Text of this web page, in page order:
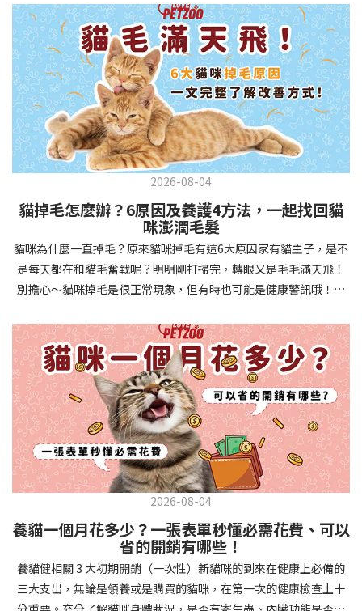
相處中獲得回報狗狗訓練指南，六步驟培養幼犬開始幼犬訓練時，
系統性的方法能帶來最佳效果。從信任建立到習慣養成，每個階段
都至關重要，缺一不可。良好的訓練應循序漸進，把握幼犬成長敏
感期，以積極正向的方式引導。遵循這六個步驟，即使是第一次養
狗的新手，也能輕鬆將調皮的小狗訓練成聽話的好夥伴！建立信任
基礎 幼犬訓練的第一步不是教指令，而是建立信任。剛到新家的幼
犬可能感到緊張不安，給予適當空間適應環境很重要。用溫柔的聲
音交談，提供安全舒適的窩，維持規律的餵食和如廁時間，讓幼犬
感到安心。輕輕撫摸、溫柔擁抱，每天安排固定玩耍時間，這些都
任你後，可開始教導基本指令。從簡單的「坐下」開始，再逐步學
習「趴下」、「等待」和「過來」。每次訓練保持在5-10分鐘內，
避免幼犬注意力分散。使用清晰一致的口令和手勢，成功時立即給
予獎勵和讚美。記住，重複是學習的關鍵，每天多次短時間練習效
果最佳。調整日常行為除了基本指令，幼犬還需學習生活禮儀。如
時立即獎勵。另外要處理的常見問題包括咬人、啃咬家具和亂叫。
每當出現不當行為，給予適當替代品（如咬玩具代替咬手），並在
幼犬選擇正確行為時獎勵，這比責罵更有效。社交化訓練 兩個月大
的幼犬正處於社會化黃金期，這階段的經驗將深刻影響未來性格。
安排幼犬接觸不同人類（包括兒童、戴眼鏡的人、使用拐杖的人
等）、各種動物、交通工具和環境聲音。起初保持在安全、受控的
情境中，逐漸增加複雜度。每次正面社交體驗後給予獎勵，建立幼
犬對新事物的積極態度。進階技巧強化 基礎訓練穩固後，可以進入
更複雜的技巧訓練。這包括遠距離控制、不同干擾下的指令遵從、
多步驟動作等。使用延遲獎勵技巧，讓幼犬學會即使沒有立即獎勵
也能保持良好行為。引入不同環境中的訓練，如公園、寵物店等，
幫助幼犬在各種情境下都能聽從指令。維持良好習慣 成功的訓練不
是一次性的，而是需要持續維護。即使幼犬已經掌握所有技能，也
要定期複習，防止行為退化。將訓練融入日常生活，如出門前的
若超過 24 小時沒改善，建議就醫。血便（帶血絲或黑色糞便） 👉
可能是嚴重腸胃問題，應立即帶去獸醫院！想知道貓咪拉肚子的真
正原因，只要透過 5 個簡單步驟，就能判斷問題嚴重性，決定是否
需要就醫！接下來我們一起來看看該怎麼做吧！🐾 貓咪拉肚子怎麼
辦？5步驟判斷貓咪拉肚子是否需要馬上看醫生貓咪拉肚子的因素與
許多原因有關，更換食物、誤食異物或不乾淨的東西、寄生蟲、其
他疾病。 5 步驟判斷貓咪拉肚子原因，要不要看醫生？當貓咪拉肚
子時，不用慌張！透過以下 5 個步驟，就能快速判斷原因，並決定
是否需要帶去獸醫院。📌 貓咪拉肚子判斷步驟1：觀察糞便的狀態：
糞便質地是關鍵！不同形態代表不同的腸胃狀況📌 貓咪拉肚子判斷
步驟2：回想最近的飲食變化：有沒有突然換飼料或罐頭？ 有沒有吃
到新零食或人類食物？ 是否誤食異物？📌 貓咪拉肚子判斷步驟3：
確認環境與生活作息：最近是否搬家、換貓砂、新成員加入？ 天氣
是否有變化？ 飼主是否長時間外出？📌 貓咪拉肚子判斷步驟4：觀
察貓咪的精神與食慾：貓咪精神好嗎？、食慾是否正常？，可先觀
下降，表示身體狀況不佳，應儘快就醫！📌 貓咪拉肚子判斷步驟5：
檢查是否需要帶去看獸醫 如果拉肚子 1~2 次但精神好、食慾正常，
可以先觀察，如果腹瀉超過 48 小時或水狀腹瀉 + 嗜睡、食慾下降、
嘔吐 應立即就醫。 透過這 5 個步驟，你可以快速判斷貓咪拉肚子的
原因與嚴重程度，確保毛孩的腸胃健康！如果不確定情況，還是建
議讓獸醫檢查，才能安心哦！🐾💖4種高風險群貓咪拉肚子要小心高
風險貓咪包含：幼貓、老貓、懷孕貓、有慢性疾病貓，這些貓咪在
身體狀況出現警訊時要特別注意，如拉肚子次數超過2次以上，就建
議直接尋求獸醫協助。2要訣判斷貓咪拉肚子要不要看醫生 高風險貓
的貓咪，如拉肚子超過2-3天，建議直接尋求獸醫師協助。並記得提
供觀察紀錄給予獸醫師進行專業判斷。貓咪拉肚子但精神很好？如
果飼主有發現貓咪拉肚子的情形，但貓咪的精神很好。有可能與飲
食方便相關，回想是否進食新的食物，或是正進行飼料更換的過
2026-08-04
貓掉毛怎麼辦？6原因及養護4方法，一起找回貓
咪澎潤毛髮
貓咪為什麼一直掉毛？原來貓咪掉毛有這6大原因家有貓主子，是不
是每天都在和貓毛奮戰呢？明明剛打掃完，轉眼又是毛毛滿天飛！
別擔心～貓咪掉毛是很正常現象，但有時也可能是健康警訊哦！以
兩全其美！貓咪掉毛原因1. 皮膚問題貓咪皮膚問題是造成掉毛的常
見兇手！皮膚發炎、感染或是長期搔癢，都會讓貓咪的毛髮失去健
康光澤並大量脫落。常見的皮膚問題包括皮膚黴菌、細菌感染、疥
癬蟲等寄生蟲，甚至是皮膚過度乾燥。如果發現貓咪皮膚有紅腫、
結痂、脫屑或異常氣味，同時伴隨掉毛，建議盡快帶牠看獸醫哦！
貓咪掉毛原因2. 過敏誰說只有人類會過敏？貓咪也會！貓咪可能對
環境中的塵蟎、花粉、清潔劑，甚至是食物中的某些成分產生過敏
反應。過敏症狀不只是打噴嚏、流眼淚，還會引起皮膚搔癢和掉毛
問題。特別是食物過敏，更是常被忽略的掉毛元兇！如果貓咪經常
抓癢或舔舐特定部位，同時伴隨掉毛，很可能是過敏在作怪呢！貓
咪掉毛原因3. 營養不足貓咪的毛髮健康與營養息息相關！當貓咪飲
食中缺乏必要的蛋白質、脂肪酸（尤其是Omega-3和Omega-
6）、維生素或礦物質時，毛髮就會變得乾燥、脆弱，容易斷裂脫
落。長期餵食低品質或不均衡的貓糧，可能使貓咪營養不良，進而
2026-08-04
養貓一個月花多少？一張表單秒懂必需花費、可以
省的開銷有哪些！
養貓健相關 3 大初期開銷（一次性）新貓咪的到來在健康上必備的
三大支出，無論是領養或是購買的貓咪，在第一次的健康檢查上十